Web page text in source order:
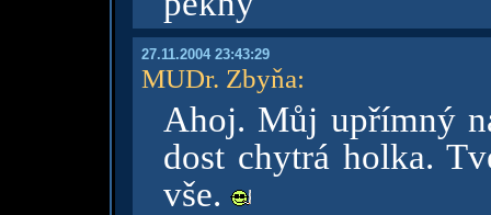
27.11.2004 23:43:29
MUDr. Zbyňa:
Ahoj. Můj upřímný
dost chytrá holka.
vše.